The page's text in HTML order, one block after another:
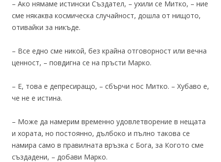
– Ако нямаме истински Създател, – ухили се Митко, – ние
сме някаква космическа случайност, дошла от нищото,
отивайки за никъде.
– Все едно сме никой, без крайна отговорност или вечна
ценност, – повдигна се на пръсти Марко.
– Е, това е депресиращо, – сбърчи нос Митко. – Хубаво е,
че не е истина.
– Може да намерим временно удовлетворение в нещата
и хората, но постоянно, дълбоко и пълно такова се
намира само в правилната връзка с Бога, за Когото сме
създадени, – добави Марко.